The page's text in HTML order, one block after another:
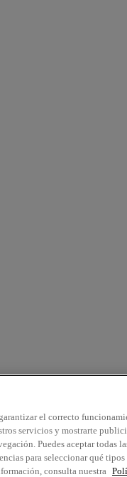
el correcto
servicios y mostrarte
Puedes aceptar todas
para seleccionar qué tipos
consulta nuestra